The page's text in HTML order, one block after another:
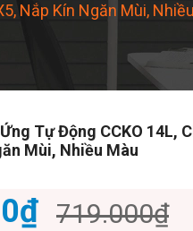
Nắp Kín Ngăn Mùi,
Tự Động CCKO 14L,
Mùi, Nhiều Màu
719.000₫